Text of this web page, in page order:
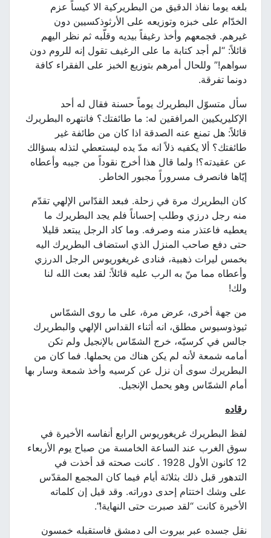
بلغه يوما نفاذ الدقيق من البطريركية الا كيساً عزم
الخدّام على خبزه وتوزيعه على الأرثوذكسيين دون
غيرهم. فجمعهم وأخذ رغيفاً بيديه وقلّبه ثم نظر اليهم
قائلاً: “لم أجد كتابة ما على الرغيف تقول إنه للروم دون
سواهم!” وللحال أمرهم بتوزيع الخبز على الفقراء كافة
دونما تفرقة.
سأل متسوّل البطريرك يوماً حسنة فقال له أحد
الإكليريكيين المرافقين له: ما طائفتك؟ فانتهره البطريرك
قائلاً: هل تمنع عنه الصدقة اذا كان من طائفة غير
طائفتك؟ ألا يكفيه ذلاً انه مدّ يده ليستعطي لتذله بسؤالك
عن عقيدته؟! ولما قال هذا أخرج نقوداً من جيبه وأعطاه
إيّاها فانصرف مسروراً مجبور الخاطر.
كان البطريرك مرة في زحلة. فبعد القدّاس الإلهي تقدّم
منه رجل درزي وطلب إحساناً فلم يجد البطريرك ما
يعطيه فاعتذر منه وصرفه. وما كاد الرجل يبتعد قليلا
حتى دفع صاحب المنزل الذي استضاف البطريرك اليه
بخمس ليرات ذهبية، فنادى غريغوريوس الرجل الدرزي
وأعطاه مما منّ به الرب عليه قائلاً: لقد بعث الله لنا
ولك!
من جهة أخرى، عرض مرة، على ما روى الشمّاس
ثيوذوسيوس مطلق، انه أثناء القداس الإلهي والبطريرك
جالس في كرسيّه، خرج الشمّاس بالإنجيل ولم تكن
أمامه شمعة لأنه لم يكن هناك من يحملها. فما كان من
البطريرك سوى أن نزل عن كرسيه وأخذ شمعة وسار بها
أمام الشمّاس وهو يحمل الإنجيل.
رقاده
لفظ البطريرك غريغوريوس الرابع أنفاسه الأخيرة في
سوق الغرب عند الساعة الخامسة من صباح يوم الأربعاء
12 كانون الأول 1928 . كانت صحته قد أخذت في
التدهور قبل ذلك بثلاثة أيام فيما كان المجمع المقدّس
على وشك اختتام إحدى دوراته. وقد قيل إن كلماته
الأخيرة كانت “لقد صبرت حتى النهاية!”.
نقل جسده عبر بيروت الى دمشق فاستقبله خمسون